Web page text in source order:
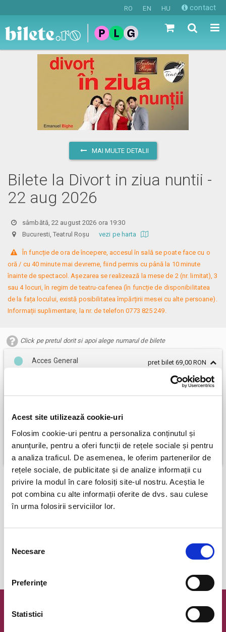
Acest site utilizează cookie-uri
Folosim cookie-uri pentru a personaliza conținutul și
anunțurile, pentru a oferi funcții de rețele sociale și pentru
a analiza traficul. De asemenea, le oferim partenerilor de
rețele sociale, de publicitate și de analize informații cu
privire la modul în care folosiți site-ul nostru. Aceștia le
pot combina cu alte informații oferite de dvs. sau culese
în urma folosirii serviciilor lor.
consimțământului
Necesare
Preferinţe
Statistici
RO EN HU contact
MAI MULTE DETALII
Bilete la Divort in ziua nuntii -
22 aug 2026
sâmbătă, 22 august 2026 ora 19:30
Bucuresti, Teatrul Roșu vezi pe harta
În funcție de ora de începere, accesul în sală se poate face cu o
oră / cu 40 minute mai devreme, fiind permis cu până la 10 minute
înainte de spectacol. Așezarea se realizează la mese de 2 (nr. limitat), 3
sau 4 locuri, în regim de teatru-cafenea (în funcție de disponibilitatea
de la fața locului, există posibilitatea împărțirii mesei cu alte persoane).
Informații suplimentare, la nr. de telefon 0773 825 249.
Click pe pretul dorit si apoi alege numarul de bilete
Acces General pret bilet 69,00 RON
69,00 RON
REZERVA
Plata online cu cardul
poti plati cu cardul online si primesti confirmarea comenzii instant
Be green! printeaza biletele acasa si economiseste energia si costul